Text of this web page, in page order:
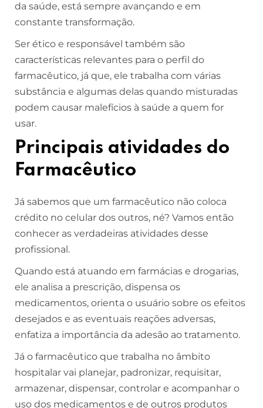
da saúde, está sempre avançando e em
constante transformação.
Ser ético e responsável também são
características relevantes para o perfil do
farmacêutico, já que, ele trabalha com várias
substância e algumas delas quando misturadas
podem causar malefícios à saúde a quem for
usar.
Principais atividades do
Farmacêutico
Já sabemos que um farmacêutico não coloca
crédito no celular dos outros, né? Vamos então
conhecer as verdadeiras atividades desse
profissional.
Quando está atuando em farmácias e drogarias,
ele analisa a prescrição, dispensa os
medicamentos, orienta o usuário sobre os efeitos
desejados e as eventuais reações adversas,
enfatiza a importância da adesão ao tratamento.
Já o farmacêutico que trabalha no âmbito
hospitalar vai planejar, padronizar, requisitar,
armazenar, dispensar, controlar e acompanhar o
uso dos medicamentos e de outros produtos